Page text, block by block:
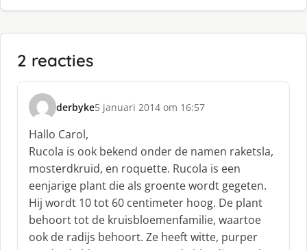
2 reacties
derbyke
s
c
h
r
e
e
f
:
5 januari 2014 om 16:57
Hallo Carol,
Rucola is ook bekend onder de namen raketsla,
mosterdkruid, en roquette. Rucola is een
eenjarige plant die als groente wordt gegeten.
Hij wordt 10 tot 60 centimeter hoog. De plant
behoort tot de kruisbloemenfamilie, waartoe
ook de radijs behoort. Ze heeft witte, purper